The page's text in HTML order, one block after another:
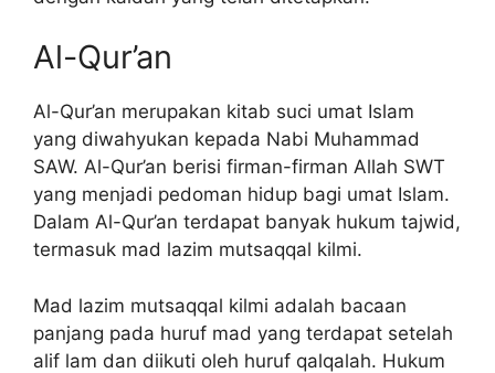
Al-Qur’an
Al-Qur’an merupakan kitab suci umat Islam
yang diwahyukan kepada Nabi Muhammad
SAW. Al-Qur’an berisi firman-firman Allah SWT
yang menjadi pedoman hidup bagi umat Islam.
Dalam Al-Qur’an terdapat banyak hukum tajwid,
termasuk mad lazim mutsaqqal kilmi.
Mad lazim mutsaqqal kilmi adalah bacaan
panjang pada huruf mad yang terdapat setelah
alif lam dan diikuti oleh huruf qalqalah. Hukum